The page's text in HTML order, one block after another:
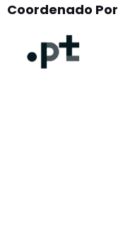
Coordenado Por